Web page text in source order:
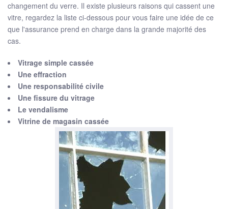
changement du verre. Il existe plusieurs raisons qui cassent une
vitre, regardez la liste ci-dessous pour vous faire une idée de ce
que l'assurance prend en charge dans la grande majorité des
cas.
Vitrage simple cassée
Une effraction
Une responsabilité civile
Une fissure du vitrage
Le vendalisme
Vitrine de magasin cassée